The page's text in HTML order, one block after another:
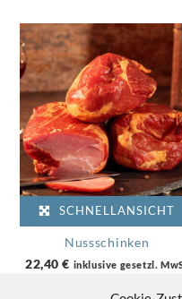
SCHNELLANSICHT
Nussschinken
22,40€ inklusive gesetzl.